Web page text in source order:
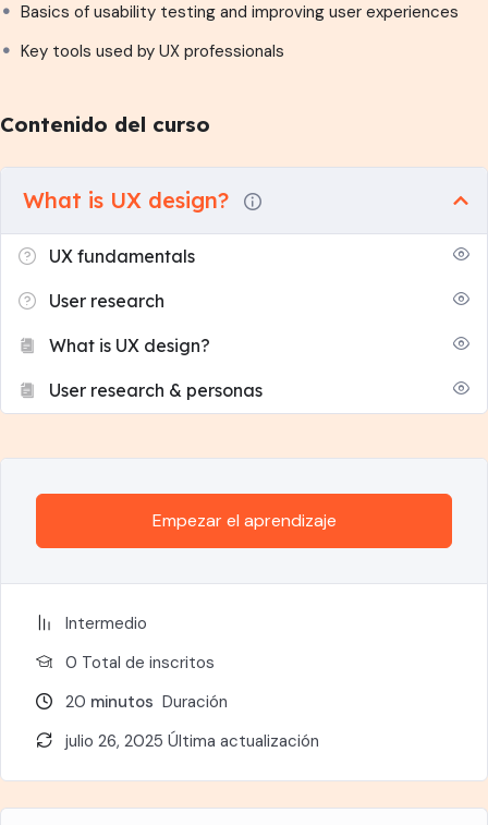
Basics of usability testing and improving user experiences
Key tools used by UX professionals
Contenido del curso
What is UX design?
UX fundamentals
User research
What is UX design?
User research & personas
Empezar el aprendizaje
Intermedio
0 TotaI de inscritos
20 minutos Duración
julio 26, 2025 Última actualización